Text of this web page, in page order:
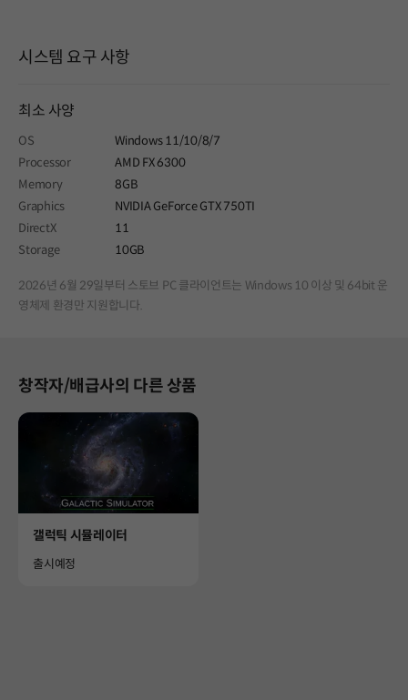
시스템 요구 사항
최소 사양
OS
Windows 11/10/8/7
Processor
AMD FX 6300
Memory
8GB
Graphics
NVIDIA GeForce GTX 750TI
DirectX
11
Storage
10GB
2026년 6월 29일부터 스토브 PC 클라이언트는 Windows 10 이상 및 64bit 운
영체제 환경만 지원합니다.
창작자/배급사의 다른 상품
Product
갤럭틱 시뮬레이터
Availability
출시예정